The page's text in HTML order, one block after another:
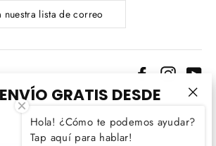
Facebook
Idioma
Español
GRATIS DESDE
Hola! ¿Cómo te podemos ayudar?
Tap aquí para hablar!